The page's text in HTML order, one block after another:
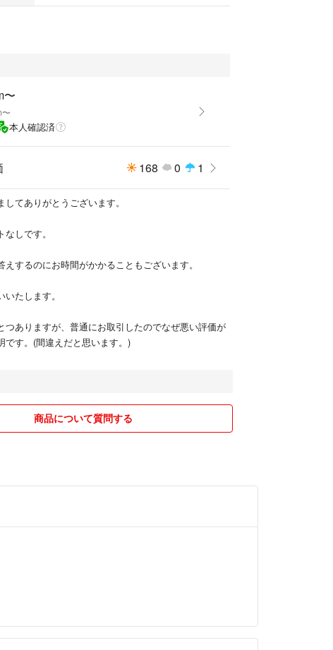
〜
〜
本人確認済
168 0 1
してありがとうございます。
しです。
えするのにお時間がかかることもございます。
たします。
つありますが、普通にお取引したのでなぜ悪い評価が
です。(間違えだと思います。)
商品について質問する